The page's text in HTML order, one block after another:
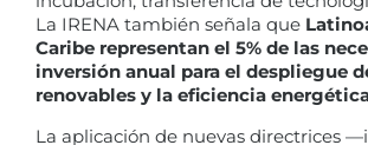
La IRENA también señala que
Caribe representan el 5% de las
inversión anual para el despliegue
renovables y la eficiencia
La aplicación de nuevas directrices